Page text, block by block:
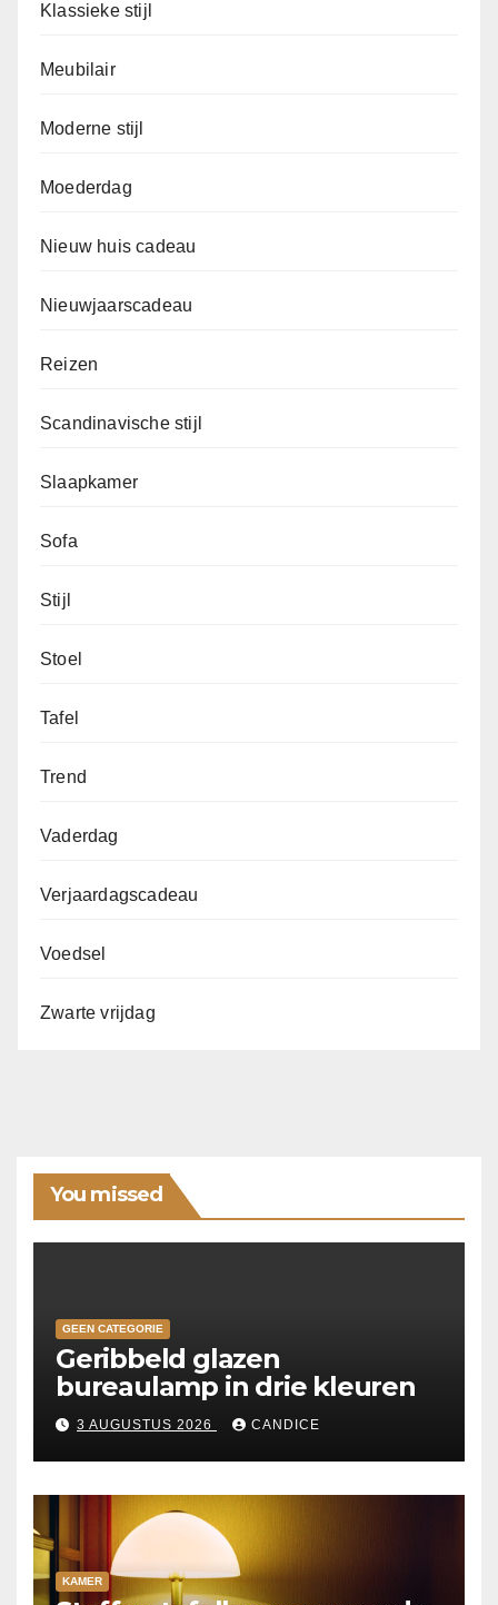
Klassieke stijl
Meubilair
Moderne stijl
Moederdag
Nieuw huis cadeau
Nieuwjaarscadeau
Reizen
Scandinavische stijl
Slaapkamer
Sofa
Stijl
Stoel
Tafel
Trend
Vaderdag
Verjaardagscadeau
Voedsel
Zwarte vrijdag
You missed
GEEN CATEGORIE
Geribbeld glazen
bureaulamp in drie kleuren
3 AUGUSTUS 2026 CANDICE
KAMER